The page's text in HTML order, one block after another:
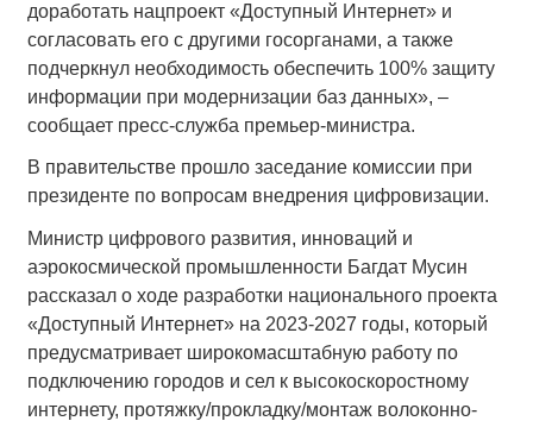
доработать нацпроект «Доступный Интернет» и
согласовать его с другими госорганами, а также
подчеркнул необходимость обеспечить 100% защиту
информации при модернизации баз данных», –
сообщает пресс-служба премьер-министра.
В правительстве прошло заседание комиссии при
президенте по вопросам внедрения цифровизации.
Министр цифрового развития, инноваций и
аэрокосмической промышленности Багдат Мусин
рассказал о ходе разработки национального проекта
«Доступный Интернет» на 2023-2027 годы, который
предусматривает широкомасштабную работу по
подключению городов и сел к высокоскоростному
интернету, протяжку/прокладку/монтаж волоконно-